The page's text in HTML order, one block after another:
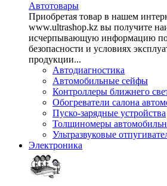
Автотовары
Приобретая товар в нашем
www.ultrashop.kz вы получите
исчерпывающую информацию
безопасности и условиях
продукции...
Автодиагностика
Автомобильные сейфы
Контроллеры ближнего
Обогреватели салона
Пуско-зарядные устройства
Толщиномеры
Ультразвуковые
Электроника